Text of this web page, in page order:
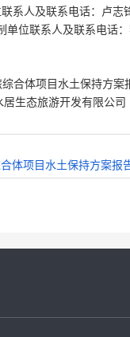
系人及联系电话： 卢志
单位联系人及联系电话：
体项目水土保持方案
居生态旅游开发有限公司
体项目水土保持方案报